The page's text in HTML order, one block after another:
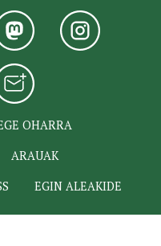
OHARRA
ARAUAK
EGIN ALEAKIDE